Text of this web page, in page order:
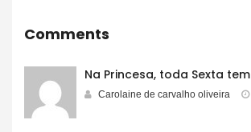
Comments
Na Princesa, toda Sexta
Carolaine de carvalho oliveira